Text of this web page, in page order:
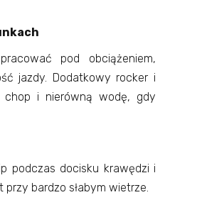
pod obciążeniem,
jazdy. Dodatkowy rocker i
chop i nierówną wodę, gdy
podczas docisku krawędzi i
bardzo słabym wietrze.